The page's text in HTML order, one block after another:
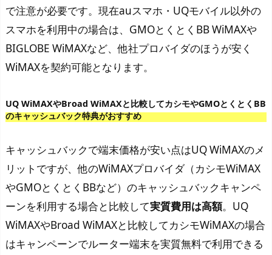
で注意が必要です。現在auスマホ・UQモバイル以外の
スマホを利用中の場合は、GMOとくとくBB WiMAXや
BIGLOBE WiMAXなど、他社プロバイダのほうが安く
WiMAXを契約可能となります。
UQ WiMAXやBroad WiMAXと比較してカシモやGMOとくとくBB
のキャッシュバック特典がおすすめ
キャッシュバックで端末価格が安い点はUQ WiMAXのメ
リットですが、他のWiMAXプロバイダ（カシモWiMAX
やGMOとくとくBBなど）のキャッシュバックキャンペ
ーンを利用する場合と比較して実質費用は高額。UQ
WiMAXやBroad WiMAXと比較してカシモWiMAXの場合
はキャンペーンでルーター端末を実質無料で利用できる